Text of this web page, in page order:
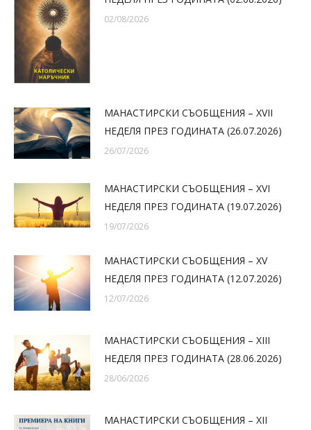
02/08/2026
МАНАСТИРСКИ СЪОБЩЕНИЯ – XVII
НЕДЕЛЯ ПРЕЗ ГОДИНАТА (26.07.2026)
26/07/2026
МАНАСТИРСКИ СЪОБЩЕНИЯ – XVI
НЕДЕЛЯ ПРЕЗ ГОДИНАТА (19.07.2026)
19/07/2026
МАНАСТИРСКИ СЪОБЩЕНИЯ – XV
НЕДЕЛЯ ПРЕЗ ГОДИНАТА (12.07.2026)
12/07/2026
МАНАСТИРСКИ СЪОБЩЕНИЯ – XIII
НЕДЕЛЯ ПРЕЗ ГОДИНАТА (28.06.2026)
28/06/2026
МАНАСТИРСКИ СЪОБЩЕНИЯ – XII